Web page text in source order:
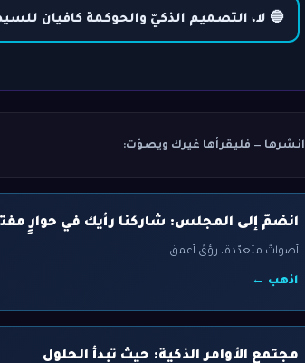
🔵 لا، التصميم الذكيّ والحوكمة كافيان
انشرها — فليقرأها غيرك ويصوّت:
انضمّ إلى المجلس: شاركنا رأيك في حوارٍ
أصواتٌ متعدّدة، رؤىً أعمق.
اذهب ←
مجتمع الأوامر الذكية: حيث تبدأ الحلول